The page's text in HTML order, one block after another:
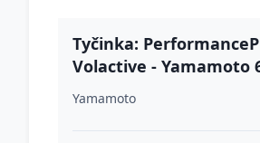
Tyčinka:
Volactive - Yamamoto
Chocolate
Yamamoto